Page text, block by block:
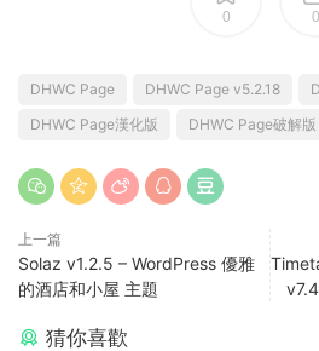
0 0
DHWC Page DHWC Page v5.2.18
DHWC Page漢化版
DHWC Page破解版
上一篇
Solaz v1.2.5 – WordPress 優雅
的酒店和小屋 主題
猜你喜歡